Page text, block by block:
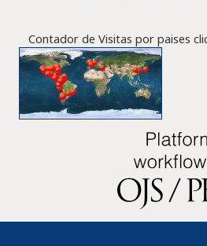
Contador de Visitas por paises